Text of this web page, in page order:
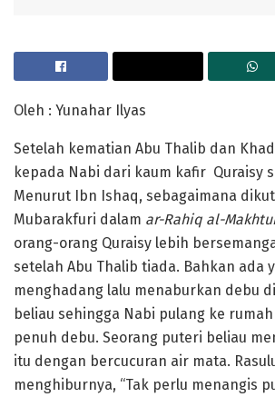
Oleh : Yunahar Ilyas
Setelah kematian Abu Thalib dan
kepada Nabi dari kaum kafir Quraisy
Menurut Ibn Ishaq, sebagaimana
Mubarakfuri dalam ar-Rahiq al-
orang-orang Quraisy lebih
setelah Abu Thalib tiada. Bahkan ada
menghadang lalu menaburkan debu
beliau sehingga Nabi pulang ke
penuh debu. Seorang puteri beliau
itu dengan bercucuran air mata.
menghiburnya, “Tak perlu menangis